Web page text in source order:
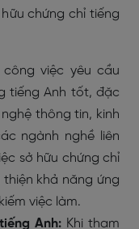
chứng chỉ tiếng
việc yêu cầu
tiếng Anh tốt, đặc
thông tin, kinh
ngành nghề liên
sở hữu chứng chỉ
khả năng ứng
việc làm.
Anh:Khi tham